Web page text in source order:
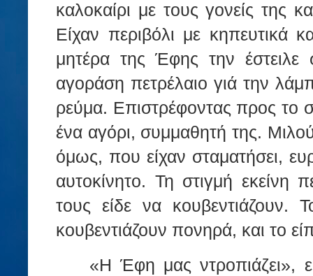
καλοκαίρι με τους γονείς της
Είχαν περιβόλι με
μητέρα της Έφης την έστειλε
αγοράση πετρέλαιο γιά την
ρεύμα. Επιστρέφοντας προς το
ένα αγόρι, συμμαθητή της.
όμως, που είχαν σταματήσει,
αυτοκίνητο. Τη στιγμή
τους είδε να κουβεντιάζουν.
κουβεντιάζουν πονηρά, και το
«Η Έφη μας ντροπιάζει»,